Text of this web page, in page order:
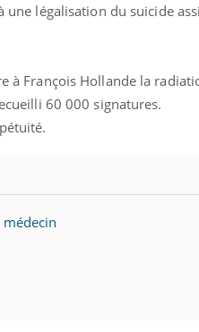
légalisation du suicide
à François Hollande la
60 000 signatures.
votre ventre
premiers
vacances ?